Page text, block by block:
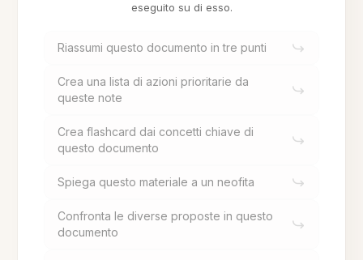
eseguito su di esso.
Riassumi questo documento in tre punti
Crea una lista di azioni prioritarie da
queste note
Crea flashcard dai concetti chiave di
questo documento
Spiega questo materiale a un neofita
Confronta le diverse proposte in questo
documento